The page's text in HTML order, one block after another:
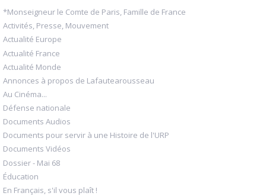
*Monseigneur le Comte de Paris, Famille de France
Activités, Presse, Mouvement
Actualité Europe
Actualité France
Actualité Monde
Annonces à propos de Lafautearousseau
Au Cinéma...
Défense nationale
Documents Audios
Documents pour servir à une Histoire de l'URP
Documents Vidéos
Dossier - Mai 68
Éducation
En Français, s'il vous plaît !